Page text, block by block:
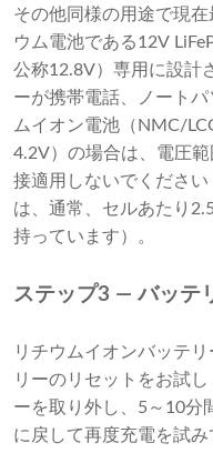
その他同様の用途で現
ウム電池である12V
公称12.8V）専用に設計
ーが携帯電話、ノート
ムイオン電池（NMC/
4.2V）の場合は、電圧
接適用しないでくださ
は、通常、セルあたり
持っています）。
ステップ3 — バッテ
リチウムイオンバッテ
リーのリセットをお試
ーを取り外し、5～10分
に戻して再度充電を試